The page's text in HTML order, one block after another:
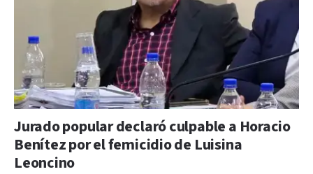
Jurado popular declaró culpable a Horacio
Benítez por el femicidio de Luisina
Leoncino